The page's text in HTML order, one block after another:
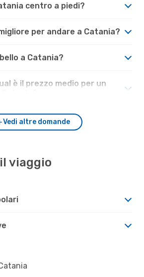
centro a piedi?
per andare a Catania?
a Catania?
è il prezzo medio per un
Vedi altre domande
viaggio